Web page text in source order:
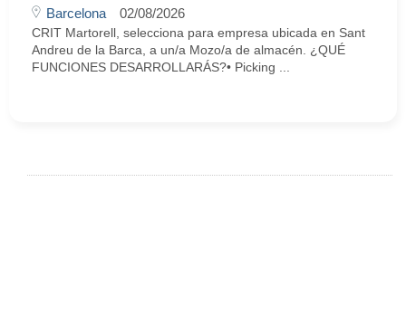
Barcelona 02/08/2026
CRIT Martorell, selecciona para empresa ubicada en Sant
Andreu de la Barca, a un/a Mozo/a de almacén. ¿QUÉ
FUNCIONES DESARROLLARÁS?• Picking ...